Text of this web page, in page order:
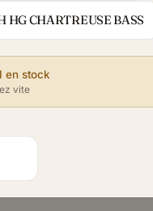
HG CHARTREUSE BASS
en stock
vite